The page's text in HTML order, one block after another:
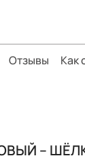
Отзывы Как
–